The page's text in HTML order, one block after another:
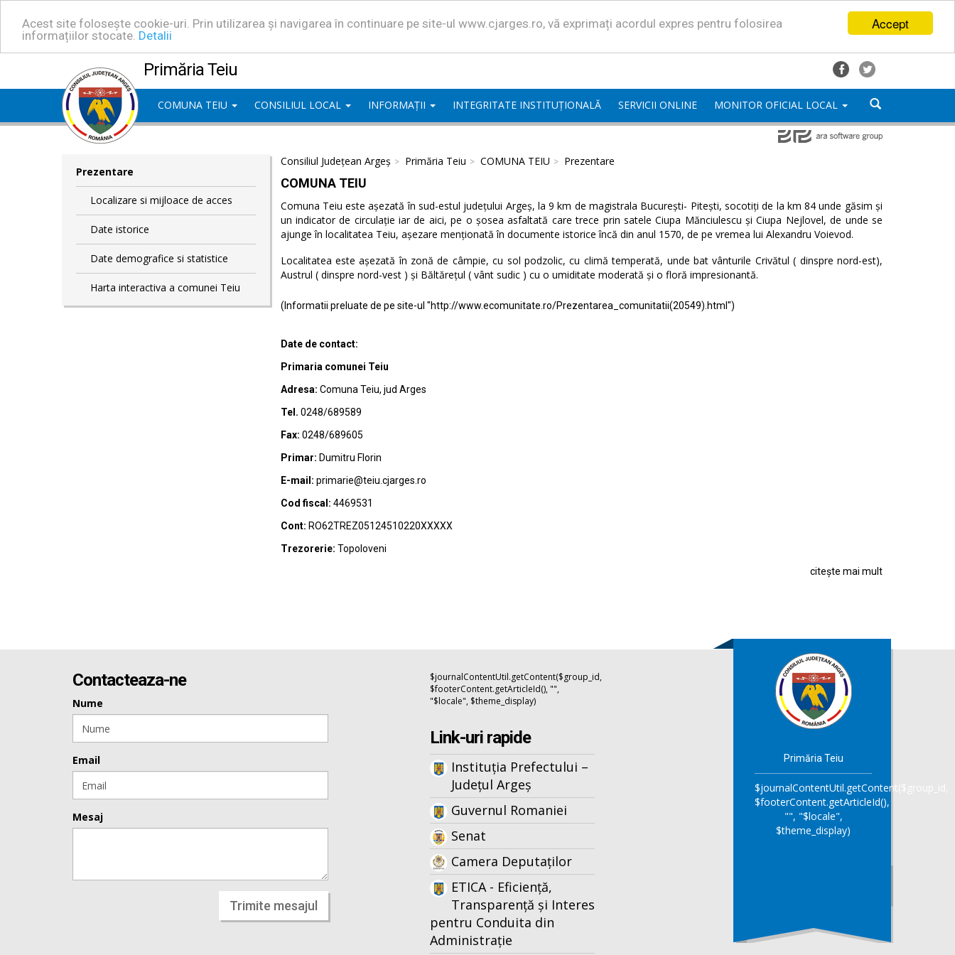
Accept
Acest site folosește cookie-uri. Prin utilizarea și navigarea în continuare pe site-ul www.cjarges.ro, vă exprimați acordul expres pentru folosirea
informațiilor stocate. Detalii
Primăria Teiu
COMUNA TEIU CONSILIUL LOCAL INFORMAȚII INTEGRITATE INSTITUȚIONALĂ SERVICII ONLINE MONITOR OFICIAL LOCAL
Prezentare
Localizare si mijloace de acces
Date istorice
Date demografice si statistice
Harta interactiva a comunei Teiu
Consiliul Județean Argeș Primăria Teiu COMUNA TEIU Prezentare
COMUNA TEIU
Comuna Teiu este așezată în sud-estul județului Argeș, la 9 km de magistrala București- Pitești, socotiți de la km 84 unde găsim și
un indicator de circulație iar de aici, pe o șosea asfaltată care trece prin satele Ciupa Mănciulescu și Ciupa Nejlovel, de unde se
ajunge în localitatea Teiu, așezare menționată în documente istorice încă din anul 1570, de pe vremea lui Alexandru Voievod.
Localitatea este așezată în zonă de câmpie, cu sol podzolic, cu climă temperată, unde bat vânturile Crivătul ( dinspre nord-est),
Austrul ( dinspre nord-vest ) și Băltărețul ( vânt sudic ) cu o umiditate moderată și o floră impresionantă.
(Informatii preluate de pe site-ul "http://www.ecomunitate.ro/Prezentarea_comunitatii(20549).html")
Date de contact:
Primaria comunei Teiu
Adresa: Comuna Teiu, jud Arges
Tel. 0248/689589
Fax: 0248/689605
Primar: Dumitru Florin
E-mail: primarie@teiu.cjarges.ro
Cod fiscal: 4469531
Cont: RO62TREZ05124510220XXXXX
Trezorerie: Topoloveni
citește mai mult
Contacteaza-ne
Nume
Email
Mesaj
Trimite mesajul
$journalContentUtil.getContent($group_id,
$footerContent.getArticleId(), "",
"$locale", $theme_display)
Link-uri rapide
Instituția Prefectului –
Județul Argeș
Guvernul Romaniei
Senat
Camera Deputaților
ETICA - Eficiență,
Transparență și Interes
pentru Conduita din
Administrație
Primăria Teiu
$journalContentUtil.getContent($group_id,
$footerContent.getArticleId(),
"", "$locale",
$theme_display)